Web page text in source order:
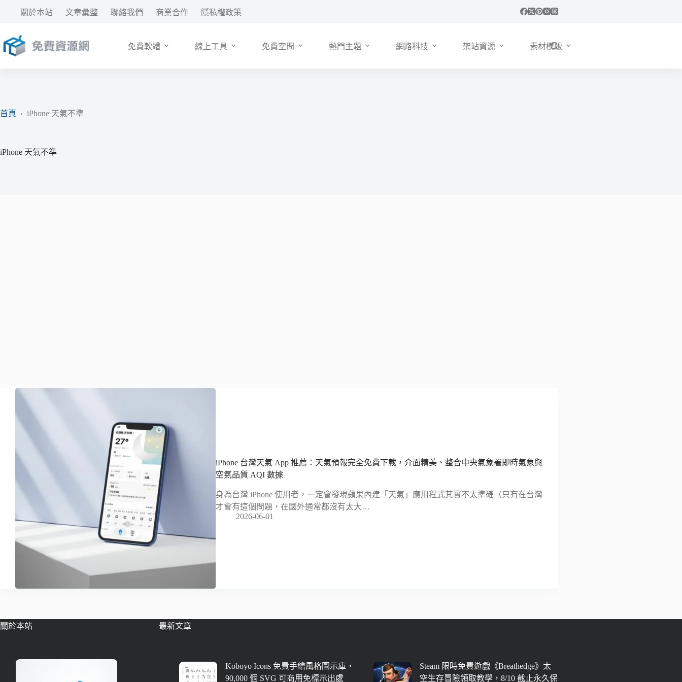
要
內
關於本站 文章彙整 聯絡我們 商業合作 隱私權政策
免費軟體 線上工具 免費空間 熱門主題 網路科技 架站資源 素材模版
首頁 › iPhone 天氣不準
iPhone 天氣不準
iPhone 台灣天氣 App 推薦：天氣預報完全免費下載，介面精美、整合中央氣象署即時氣象與
空氣品質 AQI 數據
身為台灣 iPhone 使用者，一定會發現蘋果內建「天氣」應用程式其實不太準確（只有在台灣
才會有這個問題，在國外通常都沒有太大…
2026-06-01
關於本站 最新文章
Koboyo Icons 免費手繪風格圖示庫，
90,000 個 SVG 可商用免標示出處
Steam 限時免費遊戲《Breathedge》太
空生存冒險領取教學，8/10 截止永久保